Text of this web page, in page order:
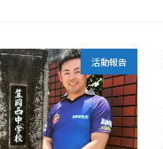
活動報告